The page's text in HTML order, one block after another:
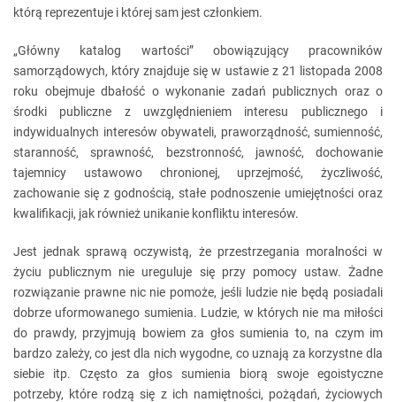
którą reprezentuje i której sam jest członkiem.
„Główny katalog wartości” obowiązujący pracowników
samorządowych, który znajduje się w ustawie z 21 listopada 2008
roku obejmuje dbałość o wykonanie zadań publicznych oraz o
środki publiczne z uwzględnieniem interesu publicznego i
indywidualnych interesów obywateli, praworządność, sumienność,
staranność, sprawność, bezstronność, jawność, dochowanie
tajemnicy ustawowo chronionej, uprzejmość, życzliwość,
zachowanie się z godnością, stałe podnoszenie umiejętności oraz
kwalifikacji, jak również unikanie konfliktu interesów.
Jest jednak sprawą oczywistą, że przestrzegania moralności w
życiu publicznym nie ureguluje się przy pomocy ustaw. Żadne
rozwiązanie prawne nic nie pomoże, jeśli ludzie nie będą posiadali
dobrze uformowanego sumienia. Ludzie, w których nie ma miłości
do prawdy, przyjmują bowiem za głos sumienia to, na czym im
bardzo zależy, co jest dla nich wygodne, co uznają za korzystne dla
siebie itp. Często za głos sumienia biorą swoje egoistyczne
potrzeby, które rodzą się z ich namiętności, pożądań, życiowych